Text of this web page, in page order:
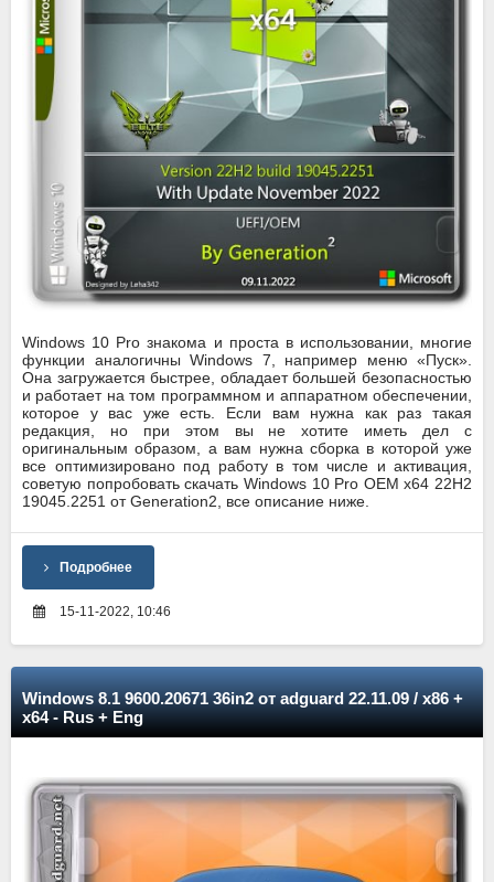
Windows 10 Pro знакома и проста в использовании, многие
функции аналогичны Windows 7, например меню «Пуск».
Она загружается быстрее, обладает большей безопасностью
и работает на том программном и аппаратном обеспечении,
которое у вас уже есть. Если вам нужна как раз такая
редакция, но при этом вы не хотите иметь дел с
оригинальным образом, а вам нужна сборка в которой уже
все оптимизировано под работу в том числе и активация,
советую попробовать скачать Windows 10 Pro OEM x64 22H2
19045.2251 от Generation2, все описание ниже.
Подробнее
15-11-2022, 10:46
Windows 8.1 9600.20671 36in2 от adguard 22.11.09 / x86 +
x64 - Rus + Eng